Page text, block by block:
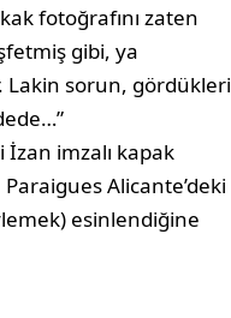
fotoğrafını zaten
gibi, ya
sorun, gördükleri
İzan imzalı kapak
Alicante’deki
esinlendiğine